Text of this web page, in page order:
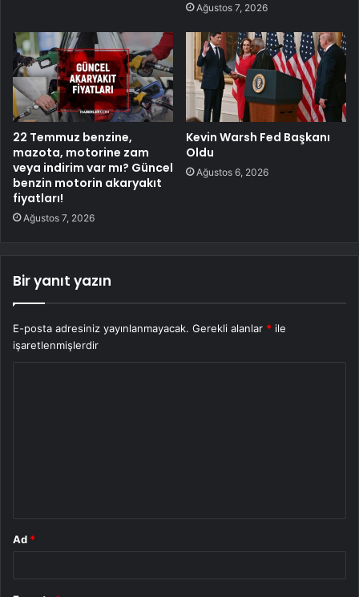
Ağustos 7, 2026
22 Temmuz benzine,
mazota, motorine zam
veya indirim var mı? Güncel
benzin motorin akaryakıt
fiyatları!
Ağustos 7, 2026
Kevin Warsh Fed Başkanı
Oldu
Ağustos 6, 2026
Bir yanıt yazın
E-posta adresiniz yayınlanmayacak. Gerekli alanlar * ile
işaretlenmişlerdir
Ad *